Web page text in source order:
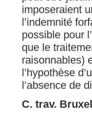
imposeraient
l’indemnité
possible pour
que le
raisonnables)
l’hypothèse
l’absence de
C. trav.